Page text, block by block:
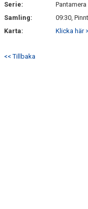
DOKUMENT
Serie:
Samling:
09:30,
Karta:
Klicka här
<< Tillbaka